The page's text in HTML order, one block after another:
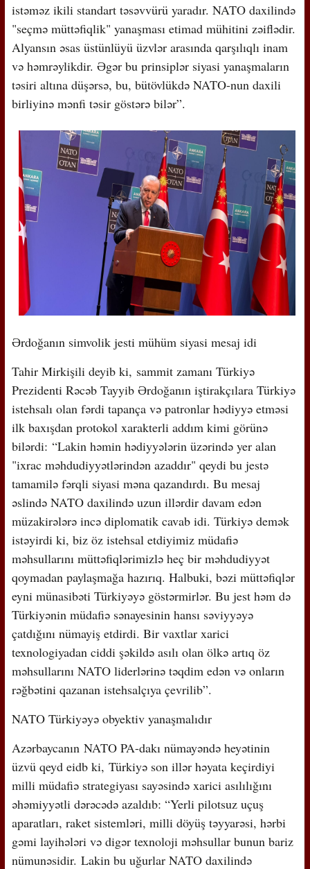
istəməz ikili standart təsəvvürü yaradır. NATO daxilində
"seçmə müttəfiqlik" yanaşması etimad mühitini zəiflədir.
Alyansın əsas üstünlüyü üzvlər arasında qarşılıqlı inam
və həmrəylikdir. Əgər bu prinsiplər siyasi yanaşmaların
təsiri altına düşərsə, bu, bütövlükdə NATO-nun daxili
birliyinə mənfi təsir göstərə bilər”.
Ərdoğanın simvolik jesti mühüm siyasi mesaj idi
Tahir Mirkişili deyib ki, sammit zamanı Türkiyə
Prezidenti Rəcəb Tayyib Ərdoğanın iştirakçılara Türkiyə
istehsalı olan fərdi tapança və patronlar hədiyyə etməsi
ilk baxışdan protokol xarakterli addım kimi görünə
bilərdi: “Lakin həmin hədiyyələrin üzərində yer alan
"ixrac məhdudiyyətlərindən azaddır" qeydi bu jestə
tamamilə fərqli siyasi məna qazandırdı. Bu mesaj
əslində NATO daxilində uzun illərdir davam edən
müzakirələrə incə diplomatik cavab idi. Türkiyə demək
istəyirdi ki, biz öz istehsal etdiyimiz müdafiə
məhsullarını müttəfiqlərimizlə heç bir məhdudiyyət
qoymadan paylaşmağa hazırıq. Halbuki, bəzi müttəfiqlər
eyni münasibəti Türkiyəyə göstərmirlər. Bu jest həm də
Türkiyənin müdafiə sənayesinin hansı səviyyəyə
çatdığını nümayiş etdirdi. Bir vaxtlar xarici
texnologiyadan ciddi şəkildə asılı olan ölkə artıq öz
məhsullarını NATO liderlərinə təqdim edən və onların
rəğbətini qazanan istehsalçıya çevrilib”.
NATO Türkiyəyə obyektiv yanaşmalıdır
Azərbaycanın NATO PA-dakı nümayəndə heyətinin
üzvü qeyd eidb ki, Türkiyə son illər həyata keçirdiyi
milli müdafiə strategiyası sayəsində xarici asılılığını
əhəmiyyətli dərəcədə azaldıb: “Yerli pilotsuz uçuş
aparatları, raket sistemləri, milli döyüş təyyarəsi, hərbi
gəmi layihələri və digər texnoloji məhsullar bunun bariz
nümunəsidir. Lakin bu uğurlar NATO daxilində